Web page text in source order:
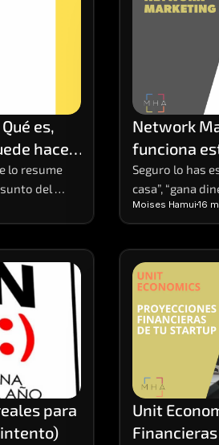
es,
hacer
lo resume
del
de
del
más, pero
será
Network
funciona
basado en
Seguro lo has
casa”, “gana
crecer tu red y
frases,
Network
cómo
generar
Moises Hamui 16
para
Unit